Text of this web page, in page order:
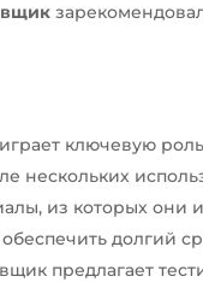
ключевую
нескольких
из которых они
долгий
предлагает